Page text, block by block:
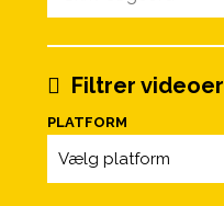
Filtrer videoer
PLATFORM
Vælg platform